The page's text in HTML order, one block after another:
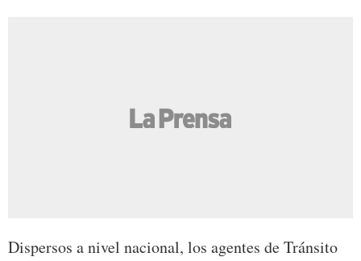
Dispersos a nivel nacional, los agentes de Tránsito